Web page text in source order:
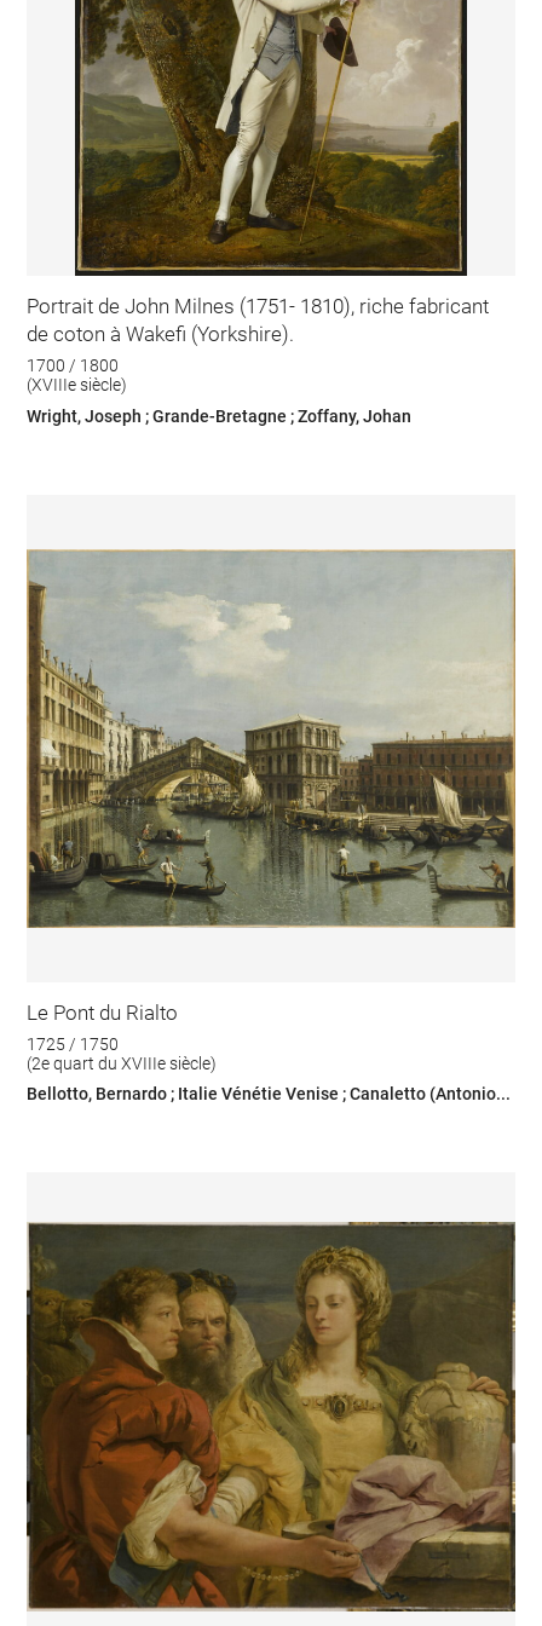
Portrait de John Milnes (1751- 1810), riche fabricant
de coton à Wakefi (Yorkshire).
1700 / 1800
(XVIIIe siècle)
Wright, Joseph ; Grande-Bretagne ; Zoffany, Johan
Le Pont du Rialto
1725 / 1750
(2e quart du XVIIIe siècle)
Bellotto, Bernardo ; Italie Vénétie Venise ; Canaletto (Antonio...